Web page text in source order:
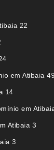
22
em Atibaia 49
14
em
Atibaia 3
3